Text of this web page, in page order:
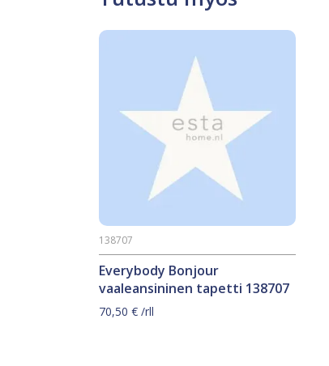
Everybody Bonjour
vaaleansininen tapetti 138707
138707
70,50 € /rll